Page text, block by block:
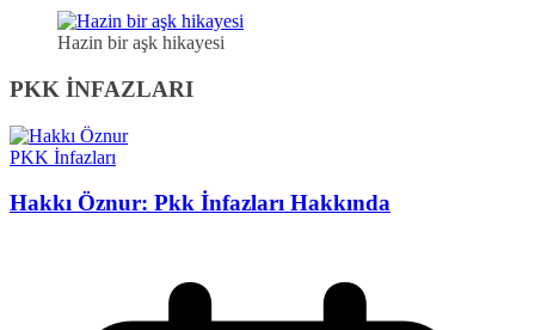
Hazin bir aşk hikayesi
PKK İNFAZLARI
PKK İnfazları
Hakkı Öznur: Pkk İnfazları Hakkında